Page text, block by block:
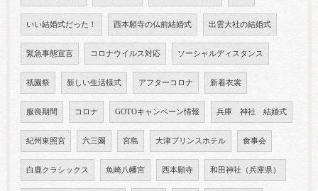
いい結婚式だった！ 西本願寺の仏前結婚式 出雲大社の結婚式
緊急事態宣言 コロナウイルス対応 ソーシャルディスタンス
祇園祭 新しい生活様式 アフターコロナ 新着衣裳
服喪期間 コロナ GOTOキャンペーン情報 兵庫 神社 結婚式
紀州東照宮 六三園 宮島 大津プリンスホテル 食事会
白鹿クラシックス 魚崎八幡宮 西本願寺 和田神社（兵庫県）